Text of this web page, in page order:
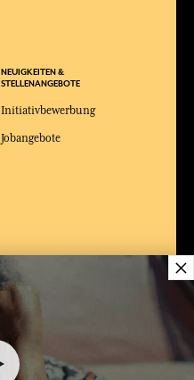
NEUIGKEITEN &
STELLENANGEBOTE
Initiativbewerbung
Jobangebote
×